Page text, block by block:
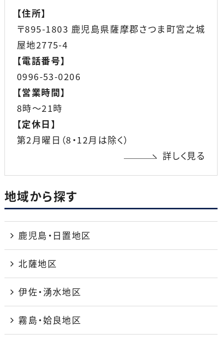
【住所】
〒895-1803 鹿児島県薩摩郡さつま町宮之城
屋地2775-4
【電話番号】
0996-53-0206
【営業時間】
8時～21時
【定休日】
第2月曜日（8・12月は除く）
詳しく見る
地域から探す
鹿児島・日置地区
北薩地区
伊佐・湧水地区
霧島・姶良地区